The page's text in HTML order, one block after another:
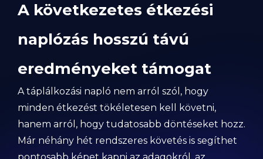
A következetes étkezési
naplózás hosszú távú
eredményeket támogat
A táplálkozási napló nem arról szól, hogy
minden étkezést tökéletesen kell követni,
hanem arról, hogy tudatosabb döntéseket hozz.
Már néhány hét rendszeres követés is segíthet